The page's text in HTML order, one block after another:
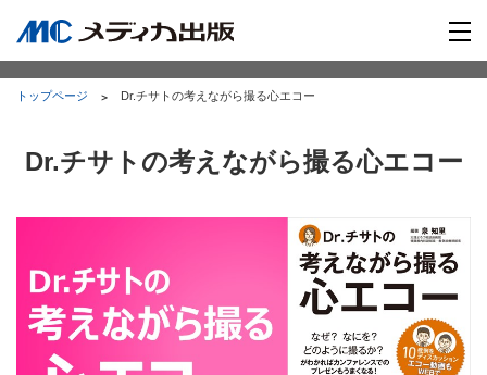
トップページ Dr.チサトの考えながら撮る心エコー
Dr.チサトの考えながら撮る心エコー